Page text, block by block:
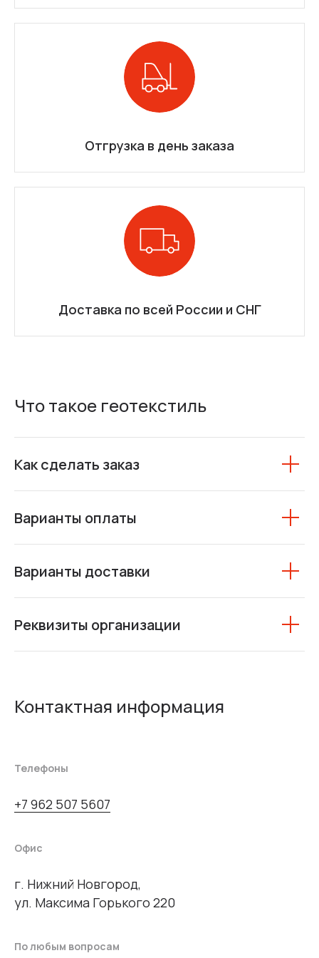
Отгрузка в день заказа
Доставка по всей России и СНГ
Что такое геотекстиль
Как сделать заказ
Варианты оплаты
Варианты доставки
Реквизиты организации
Контактная информация
Телефоны
+7 962 507 5607
Офис
г. Нижний Новгород,
ул. Максима Горького 220
По любым вопросам